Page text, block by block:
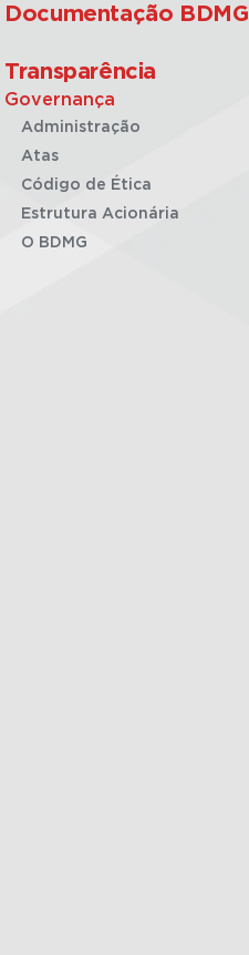
Documentação BDMG
Transparência
Governança
Administração
Atas
Código de Ética
Estrutura Acionária
O BDMG